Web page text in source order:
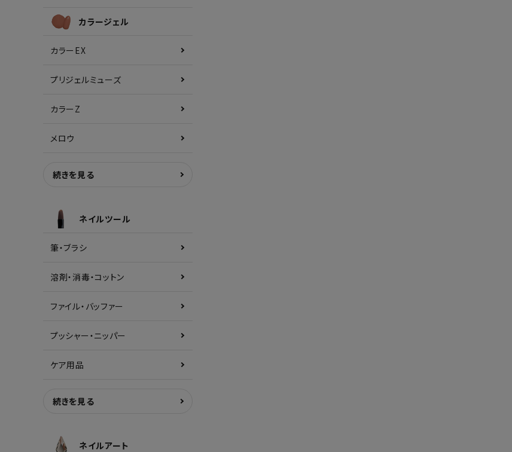
カラージェル
カラーEX
プリジェルミューズ
カラーZ
メロウ
続きを見る
ネイルツール
筆・ブラシ
溶剤・消毒・コットン
ファイル・バッファー
プッシャー・ニッパー
ケア用品
続きを見る
ネイルアート